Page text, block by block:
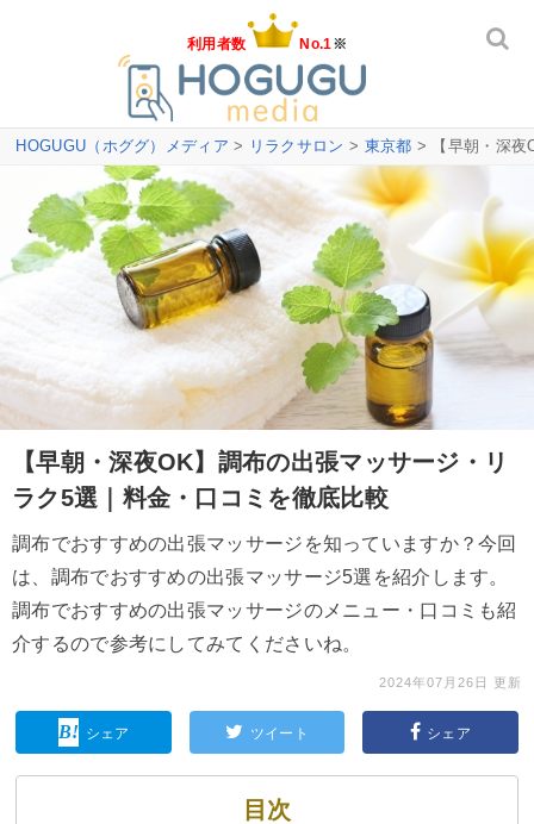
利用者数 No.1 ※
HOGUGU（ホググ）メディア > リラクサロン > 東京都 > 【早朝・深夜
【早朝・深夜OK】調布の出張マッサージ・リ
ラク5選｜料金・口コミを徹底比較
調布でおすすめの出張マッサージを知っていますか？今回
は、調布でおすすめの出張マッサージ5選を紹介します。
調布でおすすめの出張マッサージのメニュー・口コミも紹
介するので参考にしてみてくださいね。
2024年07月26日 更新
シェア ツイート シェア
目次